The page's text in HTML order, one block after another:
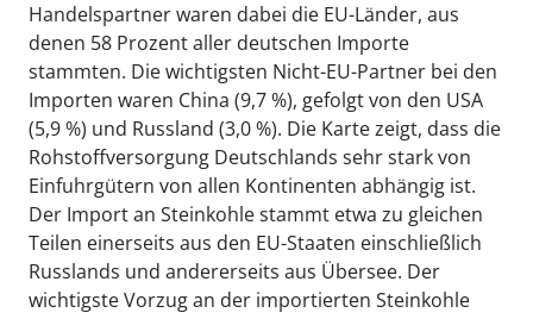
Handelspartner waren dabei die EU-Länder, aus
denen 58 Prozent aller deutschen Importe
stammten. Die wichtigsten Nicht-EU-Partner bei den
Importen waren China (9,7 %), gefolgt von den USA
(5,9 %) und Russland (3,0 %). Die Karte zeigt, dass die
Rohstoffversorgung Deutschlands sehr stark von
Einfuhrgütern von allen Kontinenten abhängig ist.
Der Import an Steinkohle stammt etwa zu gleichen
Teilen einerseits aus den EU-Staaten einschließlich
Russlands und andererseits aus Übersee. Der
wichtigste Vorzug an der importierten Steinkohle